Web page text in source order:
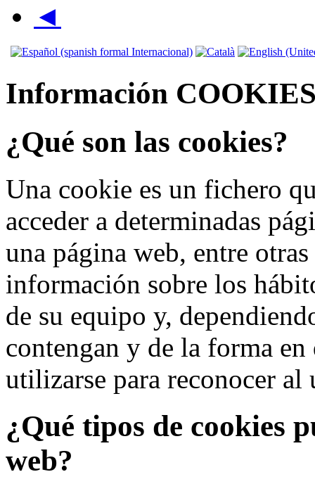
◄
Información
¿Qué son las cookies?
Una cookie es un fichero
acceder a determinadas
una página web, entre
información sobre los
de su equipo y,
contengan y de la forma
utilizarse para reconocer al
¿Qué tipos de cookies
web?